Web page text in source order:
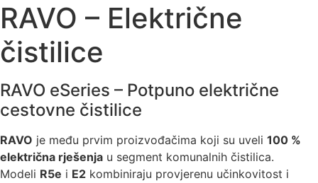
RAVO – Električne
čistilice
RAVO eSeries – Potpuno električne
cestovne čistilice
RAVO je među prvim proizvođačima koji su uveli 100 %
električna rješenja u segment komunalnih čistilica.
Modeli R5e i E2 kombiniraju provjerenu učinkovitost i